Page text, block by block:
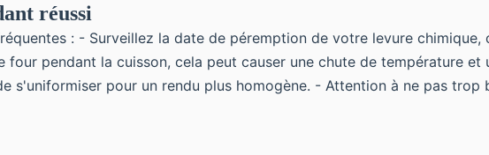
réussi
: - Surveillez la date de péremption de votre levure
pendant la cuisson, cela peut causer une chute de température
s'uniformiser pour un rendu plus homogène. - Attention à ne pas